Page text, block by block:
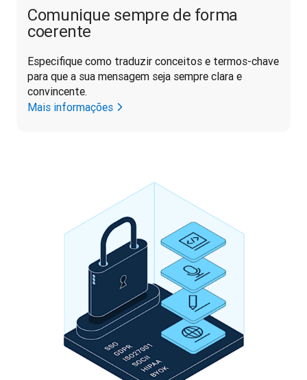
Comunique sempre de forma
coerente
Especifique como traduzir conceitos e termos-chave
para que a sua mensagem seja sempre clara e
convincente.
Mais informações